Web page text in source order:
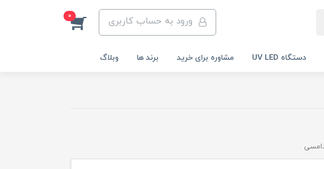
ورود به حساب کاربری 0
دستگاه UV LED مشاوره برای خرید برند ها وبلاگ